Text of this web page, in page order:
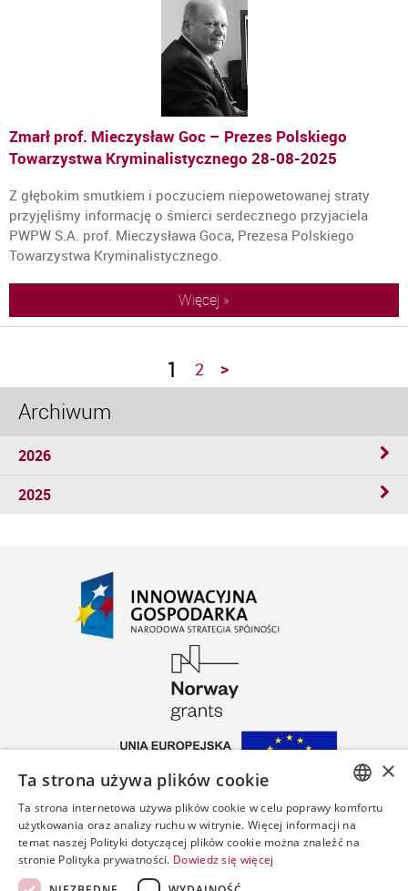
Zmarł prof. Mieczysław Goc – Prezes Polskiego
Towarzystwa Kryminalistycznego 28-08-2025
Z głębokim smutkiem i poczuciem niepowetowanej straty
przyjęliśmy informację o śmierci serdecznego przyjaciela
PWPW S.A. prof. Mieczysława Goca, Prezesa Polskiego
Towarzystwa Kryminalistycznego.
Więcej »
1 2 >
Archiwum
2026
2025
ENGLISH
×
Ta strona używa plików cookie
Ta strona internetowa używa plików cookie w celu poprawy komfortu
użytkowania oraz analizy ruchu w witrynie. Więcej informacji na
temat naszej Polityki dotyczącej plików cookie można znaleźć na
stronie Polityka prywatności. Dowiedz się więcej